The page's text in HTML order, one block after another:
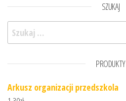
SZUKAJ
Szukaj:
PRODUKTY
Arkusz organizacji przedszkola